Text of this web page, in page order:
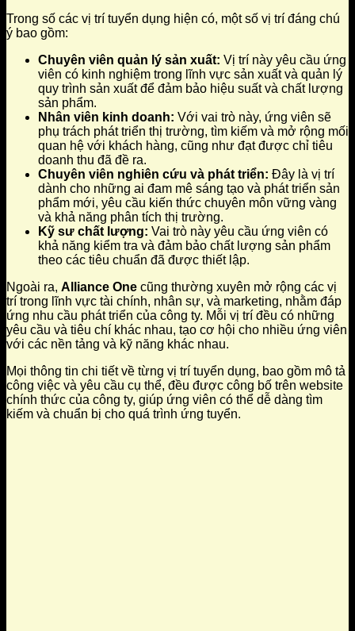
Trong số các vị trí tuyển dụng hiện có, một số vị trí đáng chú
ý bao gồm:
Chuyên viên quản lý sản xuất: Vị trí này yêu cầu ứng
viên có kinh nghiệm trong lĩnh vực sản xuất và quản lý
quy trình sản xuất để đảm bảo hiệu suất và chất lượng
sản phẩm.
Nhân viên kinh doanh: Với vai trò này, ứng viên sẽ
phụ trách phát triển thị trường, tìm kiếm và mở rộng mối
quan hệ với khách hàng, cũng như đạt được chỉ tiêu
doanh thu đã đề ra.
Chuyên viên nghiên cứu và phát triển: Đây là vị trí
dành cho những ai đam mê sáng tạo và phát triển sản
phẩm mới, yêu cầu kiến thức chuyên môn vững vàng
và khả năng phân tích thị trường.
Kỹ sư chất lượng: Vai trò này yêu cầu ứng viên có
khả năng kiểm tra và đảm bảo chất lượng sản phẩm
theo các tiêu chuẩn đã được thiết lập.
Ngoài ra, Alliance One cũng thường xuyên mở rộng các vị
trí trong lĩnh vực tài chính, nhân sự, và marketing, nhằm đáp
ứng nhu cầu phát triển của công ty. Mỗi vị trí đều có những
yêu cầu và tiêu chí khác nhau, tạo cơ hội cho nhiều ứng viên
với các nền tảng và kỹ năng khác nhau.
Mọi thông tin chi tiết về từng vị trí tuyển dụng, bao gồm mô tả
công việc và yêu cầu cụ thể, đều được công bố trên website
chính thức của công ty, giúp ứng viên có thể dễ dàng tìm
kiếm và chuẩn bị cho quá trình ứng tuyển.